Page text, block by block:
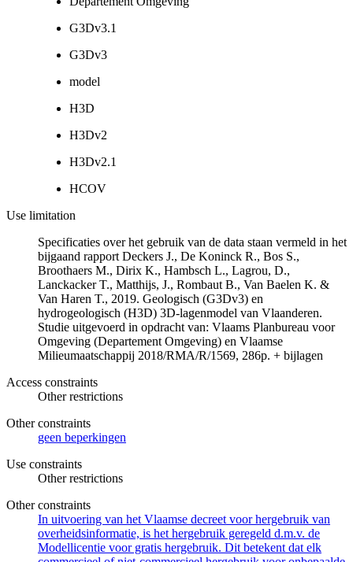
G3Dv3.1
G3Dv3
model
H3D
H3Dv2
H3Dv2.1
HCOV
Use limitation
Specificaties over het gebruik van de data staan vermeld in het
bijgaand rapport Deckers J., De Koninck R., Bos S.,
Broothaers M., Dirix K., Hambsch L., Lagrou, D.,
Lanckacker T., Matthijs, J., Rombaut B., Van Baelen K. &
Van Haren T., 2019. Geologisch (G3Dv3) en
hydrogeologisch (H3D) 3D-lagenmodel van Vlaanderen.
Studie uitgevoerd in opdracht van: Vlaams Planbureau voor
Omgeving (Departement Omgeving) en Vlaamse
Milieumaatschappij 2018/RMA/R/1569, 286p. + bijlagen
Access constraints
Other restrictions
Other constraints
geen beperkingen
Use constraints
Other restrictions
Other constraints
In uitvoering van het Vlaamse decreet voor hergebruik van
overheidsinformatie, is het hergebruik geregeld d.m.v. de
Modellicentie voor gratis hergebruik. Dit betekent dat elk